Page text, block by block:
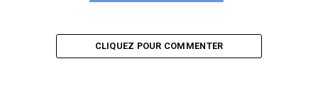
CLIQUEZ POUR COMMENTER